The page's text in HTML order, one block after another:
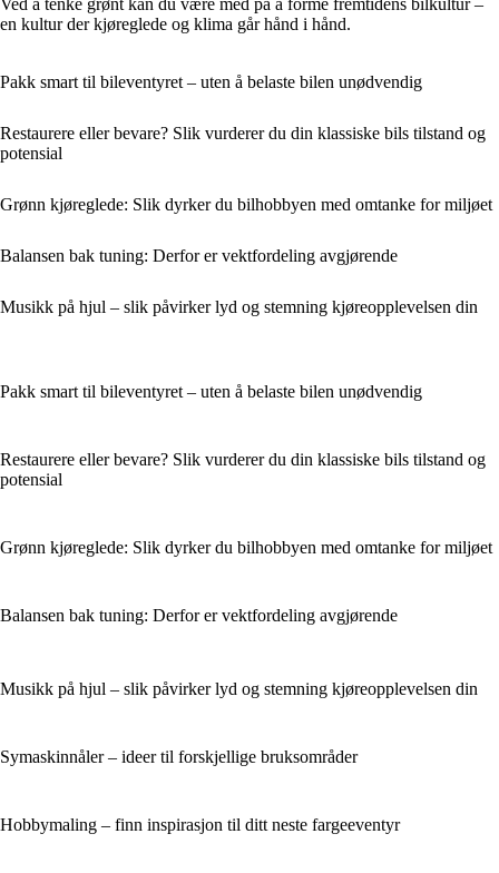
en kultur der kjøreglede og klima går hånd i hånd.
Pakk smart til bileventyret – uten å belaste bilen unødvendig
Restaurere eller bevare? Slik vurderer du din klassiske bils tilstand og
potensial
Grønn kjøreglede: Slik dyrker du bilhobbyen med omtanke for miljøet
Balansen bak tuning: Derfor er vektfordeling avgjørende
Musikk på hjul – slik påvirker lyd og stemning kjøreopplevelsen din
Pakk smart til bileventyret – uten å belaste bilen unødvendig
Restaurere eller bevare? Slik vurderer du din klassiske bils tilstand og
potensial
Grønn kjøreglede: Slik dyrker du bilhobbyen med omtanke for miljøet
Balansen bak tuning: Derfor er vektfordeling avgjørende
Musikk på hjul – slik påvirker lyd og stemning kjøreopplevelsen din
Symaskinnåler – ideer til forskjellige bruksområder
Hobbymaling – finn inspirasjon til ditt neste fargeeventyr